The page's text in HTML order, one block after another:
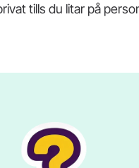
tills du litar på